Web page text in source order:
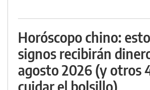
Horóscopo chino:
signos recibirán
agosto 2026 (y otros
cuidar el bolsillo)